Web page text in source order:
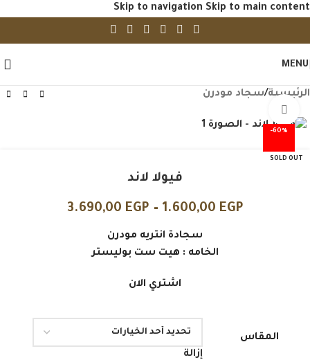
Skip to navigation Skip to main content
MENU
الرئيسية/سجاد مودرن
-60%
SOLD OUT
فيولا لاند
1.600,00 EGP
–
3.690,00 EGP
سجادة انتريه مودرن
الخامه : هيت ست بوليستر
اشتري الان
المقاس
إزالة